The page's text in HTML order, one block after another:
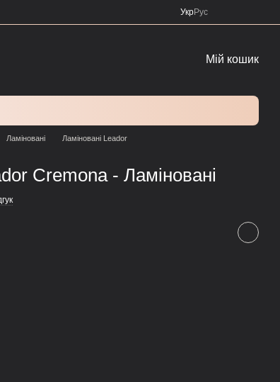
УкрРус
Мій кошик
Ламіновані
Ламіновані Leador
Cremona - Ламіновані